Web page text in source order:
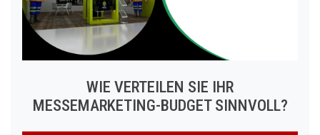
WIE VERTEILEN SIE IHR
MESSEMARKETING-BUDGET SINNVOLL?